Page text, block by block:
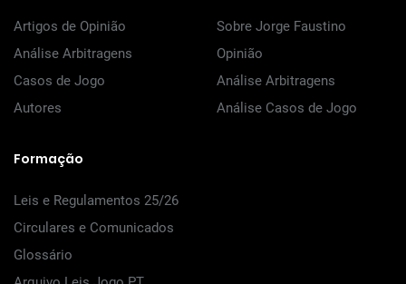
Artigos de Opinião
Análise Arbitragens
Casos de Jogo
Autores
Sobre Jorge Faustino
Opinião
Análise Arbitragens
Análise Casos de Jogo
Formação
Leis e Regulamentos 25/26
Circulares e Comunicados
Glossário